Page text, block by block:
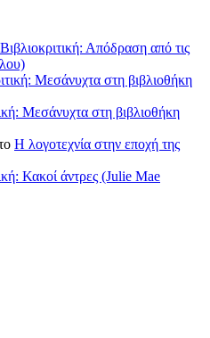
Βιβλιοκριτική: Απόδραση από τις
Μεσάνυχτα στη βιβλιοθήκη
Μεσάνυχτα στη βιβλιοθήκη
Η λογοτεχνία στην εποχή της
Κακοί άντρες (Julie Mae